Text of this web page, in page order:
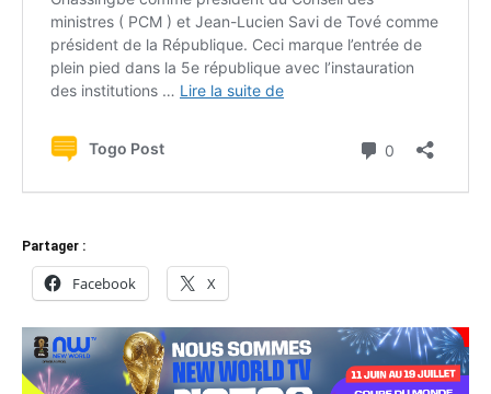
Partager :
Facebook X